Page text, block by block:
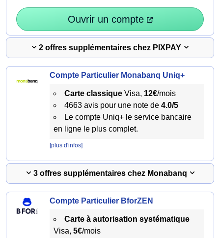
Ouvrir un compte
2 offres supplémentaires chez PIXPAY
Compte Particulier Monabanq Uniq+
Carte classiqueVisa, 12€/mois
4663 avis pour une note de 4.0/5
Le compte Uniq+ le service bancaire
en ligne le plus complet.
[plus d'infos]
3 offres supplémentaires chez Monabanq
Compte Particulier BforZEN
Carte à autorisation systématique
Visa, 5€/mois